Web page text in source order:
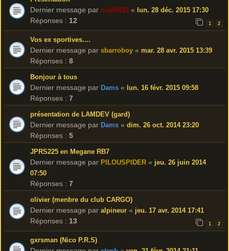
Dernier message par mail0183 « lun. 28 déc. 2015 17:30
Réponses : 12 1 2
Vos ex sportives....
Dernier message par sbarroboy « mar. 28 avr. 2015 13:39
Réponses : 8
Bonjour à tous
Dernier message par Dams « lun. 16 févr. 2015 09:58
Réponses : 7
présentation de LAMDEV (gard)
Dernier message par Dams « dim. 26 oct. 2014 23:20
Réponses : 5
JPRS225 en Megane RB7
Dernier message par PILOUSPIDER « jeu. 26 juin 2014
07:50
Réponses : 7
olivier (menbre du club CARGO)
Dernier message par alpineur « jeu. 17 avr. 2014 17:41
Réponses : 13 1 2
gxrsman (Nico P.R.S)